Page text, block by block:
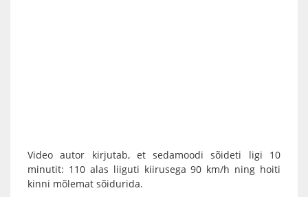
Video autor kirjutab, et sedamoodi sõideti ligi 10
minutit: 110 alas liiguti kiirusega 90 km/h ning hoiti
kinni mõlemat sõidurida.